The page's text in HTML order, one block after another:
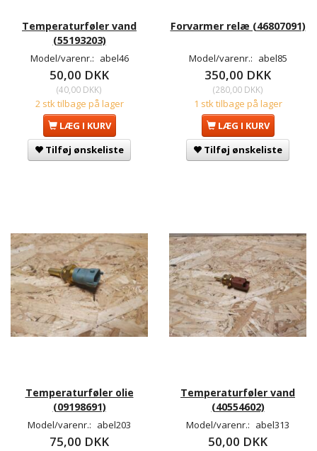
Temperaturføler vand
(55193203)
Model/varenr.: abel46
50,00 DKK
(40,00 DKK)
2 stk tilbage på lager
LÆG I KURV
Tilføj ønskeliste
Forvarmer relæ (46807091)
Model/varenr.: abel85
350,00 DKK
(280,00 DKK)
1 stk tilbage på lager
LÆG I KURV
Tilføj ønskeliste
Temperaturføler olie
(09198691)
Model/varenr.: abel203
75,00 DKK
Temperaturføler vand
(40554602)
Model/varenr.: abel313
50,00 DKK